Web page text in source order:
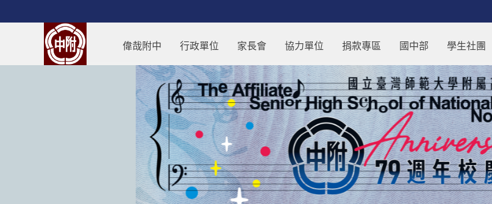
賀！！本校資訊室指導機研社參加【第五屆2025全國高中醫
偉哉附中 行政單位 家長會 協力單位 捐款專區 國中部 學生社團